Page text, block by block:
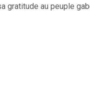
gratitude au peuple